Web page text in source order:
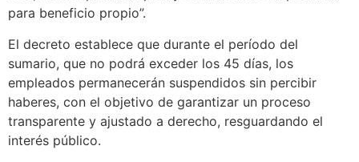
para beneficio propio”.
El decreto establece que durante el período del
sumario, que no podrá exceder los 45 días, los
empleados permanecerán suspendidos sin percibir
haberes, con el objetivo de garantizar un proceso
transparente y ajustado a derecho, resguardando el
interés público.